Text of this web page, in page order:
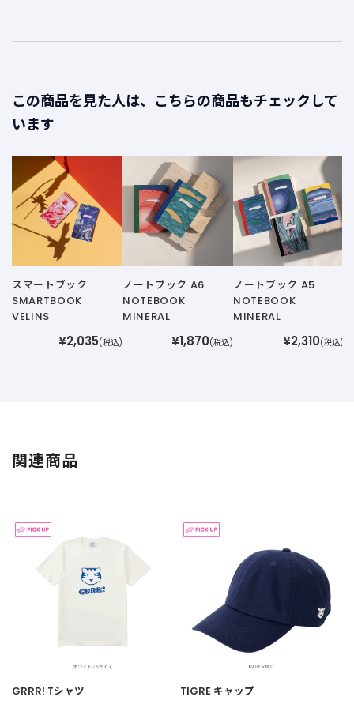
この商品を見た人は、こちらの商品もチェックして
います
スマートブック
SMARTBOOK
VELINS
¥2,035(税込)
ノートブック A6
NOTEBOOK
MINERAL
¥1,870(税込)
ノートブック A5
NOTEBOOK
MINERAL
¥2,310(税込)
関連商品
GRRR! Tシャツ TIGRE キャップ